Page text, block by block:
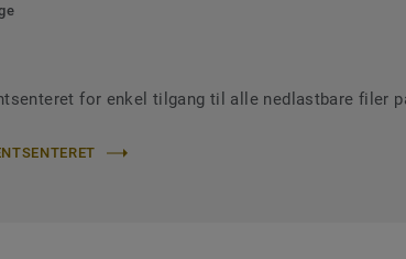
for enkel tilgang til alle nedlastbare filer